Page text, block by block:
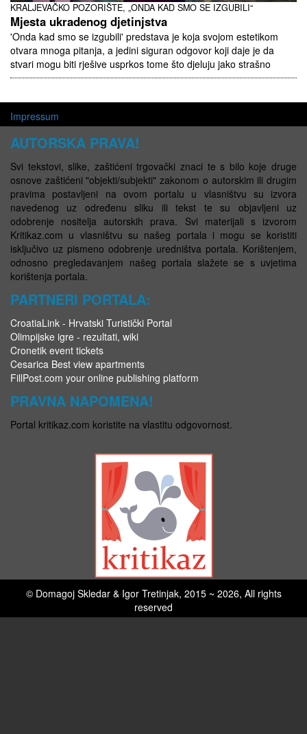
KRALJEVAČKO POZORIŠTE, „ONDA KAD SMO SE IZGUBILI“
Mjesta ukradenog djetinjstva
'Onda kad smo se izgubili' predstava je koja svojom estetikom
otvara mnoga pitanja, a jedini siguran odgovor koji daje je da
stvari mogu biti rješive usprkos tome što djeluju jako strašno
Impressum
AUTORSKA PRAVA!
Svi tekstovi, slike, zaštićeni trgovački znaci te s bilo koje druge
osnove zaštićeni "objekti/subjekti" zakonom o autorskim ili drugim
pravima postavljeni na ovom portalu u vlasništvu su izvora
navedenog uz određenu sliku ili tekst te su objavljeni uz
odobrenje nositelja autorskih prava. Svi materijali s izvorom
Kritikaz.com u vlasništvu su našeg portala i mogu se koristiti
isključivo uz pismeno odobrenje uredništva portala. Korištenjem,
odnosno pregledavanjem našeg portala slažete se s uvjetima
korištenja portala.
PARTNERI PORTALA:
CroatiaLink - Hrvatski Turistički Portal
Olimpijske igre - rezultati, wiki
Cronetik event tickets
Cesarica Best view apartments
FillPost.com your online publishing platform
PRAVNA NAPOMENA!
Portal kritikaz.com koristite na vlastitu odgovornost.
© Domagoj Skledar & Igor Tretinjak, 2015 ~ 2026, All rights
reserved